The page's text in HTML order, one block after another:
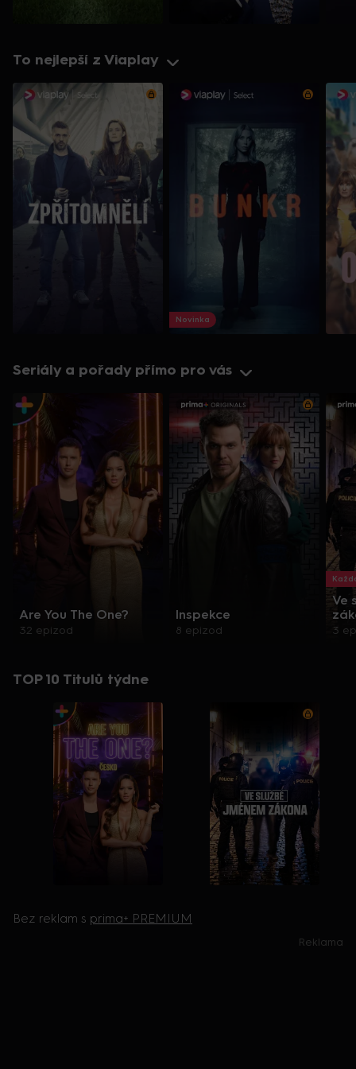
To nejlepší z Viaplay
Novinka
Seriály a pořady přímo pro vás
Are You The One?
32 epizod
Inspekce
8 epizod
Ve
3
TOP 10 Titulů týdne
Bez reklam s prima+ PREMIUM
Reklama